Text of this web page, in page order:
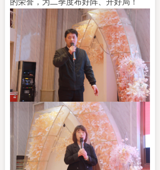
的荣誉，为二季度布好阵、开好局！